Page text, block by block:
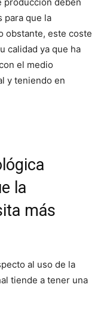
para que la
obstante, este coste
calidad ya que ha
el medio
y teniendo en
la
más
al uso de la
tiende a tener una